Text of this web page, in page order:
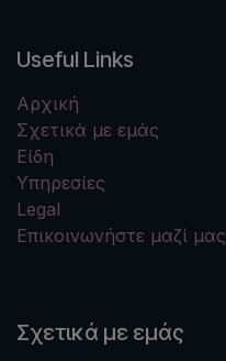
Useful Links
Αρχική
Σχετικά με εμάς
Είδη
Υπηρεσίες
Legal
Επικοινωνήστε μαζί μας
Σχετικά με εμάς